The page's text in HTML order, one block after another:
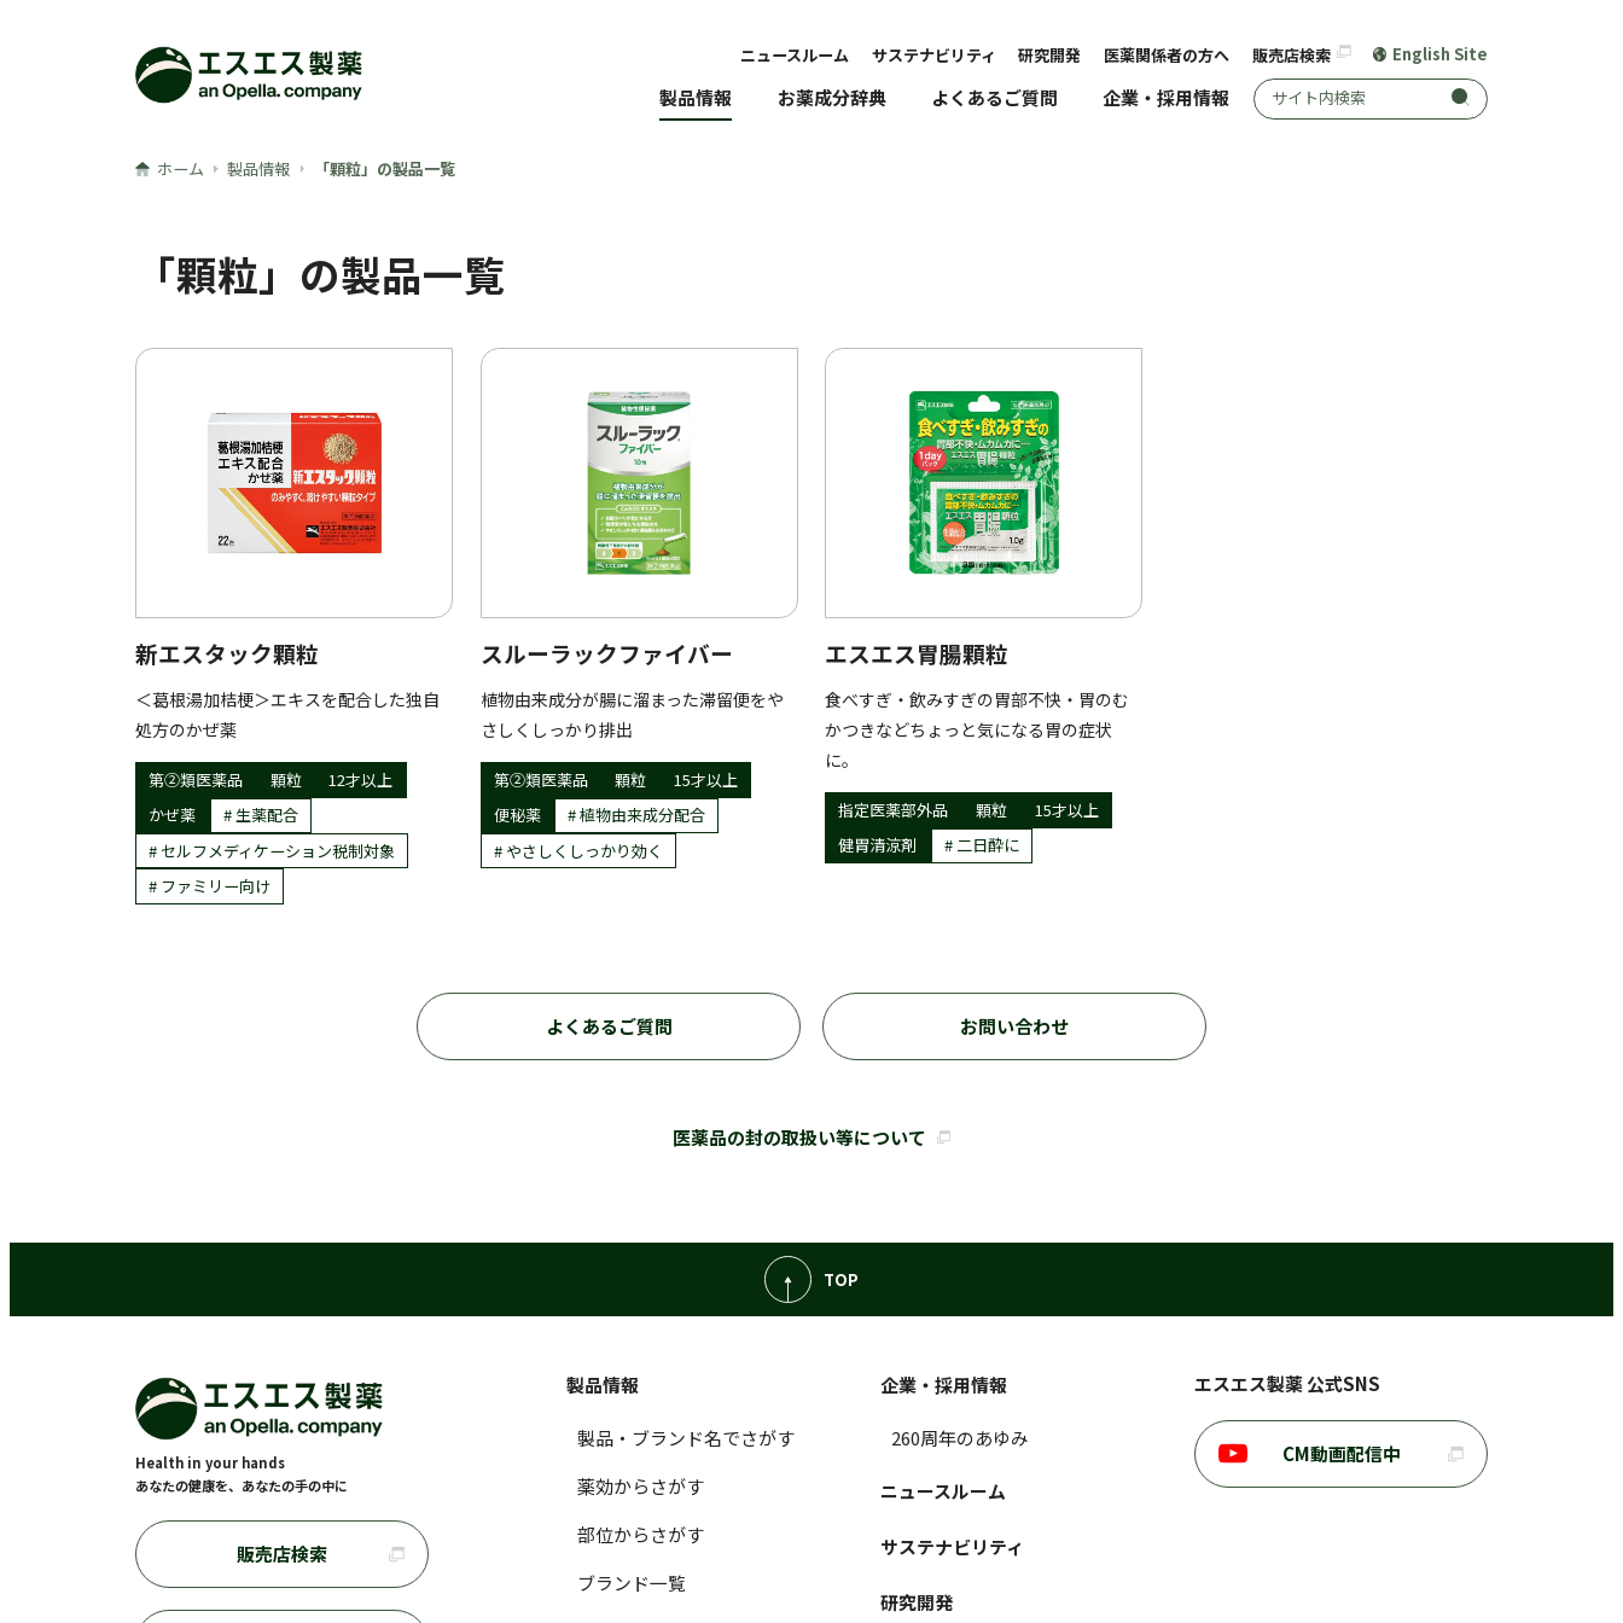
製品情報 お薬成分辞典 よくあるご質問 企業・採用情報 サイト内検索
ニュースルーム サステナビリティ 研究開発 医薬関係者の方へ 販売店検索 English Site
ホーム 製品情報 「顆粒」の製品一覧
「顆粒」の製品一覧
新エスタック顆粒
＜葛根湯加桔梗＞エキスを配合した独自
処方のかぜ薬
第②類医薬品 顆粒
12才以上
かぜ薬
生薬配合
セルフメディケーション税制対象
ファミリー向け
スルーラックファイバー
植物由来成分が腸に溜まった滞留便をや
さしくしっかり排出
第②類医薬品 顆粒
15才以上
便秘薬
植物由来成分配合
やさしくしっかり効く
エスエス胃腸顆粒
食べすぎ・飲みすぎの胃部不快・胃のむ
かつきなどちょっと気になる胃の症状
に。
指定医薬部外品 顆粒
15才以上
健胃清涼剤
二日酔に
よくあるご質問 お問い合わせ
医薬品の封の取扱い等について
TOP
Health in your hands
あなたの健康を、あなたの手の中に
販売店検索
製品情報
製品・ブランド名でさがす
薬効からさがす
部位からさがす
ブランド一覧
企業・採用情報
260周年のあゆみ
ニュースルーム
サステナビリティ
研究開発
エスエス製薬 公式SNS
CM動画配信中